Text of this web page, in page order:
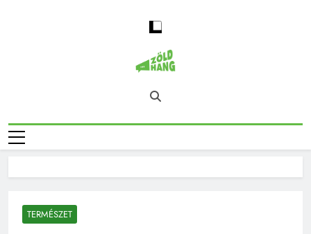
Magyarország
Zöld Hangja
Zöld Hang – Természet, Klímaváltozás,
Fenntarthatóság, Jövő
TERMÉSZET